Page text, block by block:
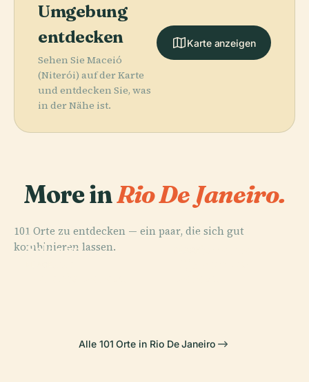
Umgebung
entdecken
Sehen Sie Maceió
(Niterói) auf der Karte
und entdecken Sie, was
in der Nähe ist.
Karte anzeigen
More inRio De Janeiro.
101 Orte zu entdecken — ein paar, die sich gut
kombinieren lassen.
PLACE
Selarón-
PLACE
Alle 101 Orte in Rio De Janeiro